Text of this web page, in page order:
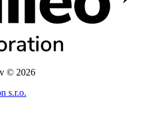
© 2026
s.r.o.